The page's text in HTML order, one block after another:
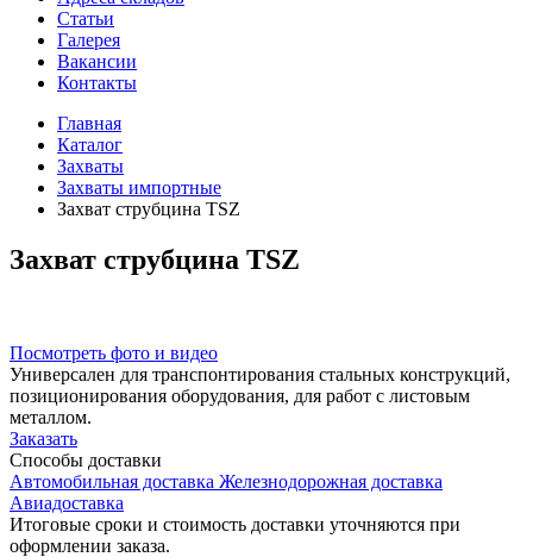
Статьи
Галерея
Вакансии
Контакты
Главная
Каталог
Захваты
Захваты импортные
Захват струбцина TSZ
Захват струбцина TSZ
Посмотреть фото и видео
Универсален для транспонтирования стальных конструкций,
позиционирования оборудования, для работ с листовым
металлом.
Заказать
Способы доставки
Автомобильная доставка Железнодорожная доставка
Авиадоставка
Итоговые сроки и стоимость доставки уточняются при
оформлении заказа.